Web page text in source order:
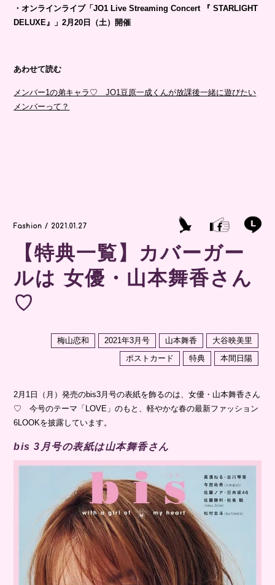
・オンラインライブ「JO1 Live Streaming Concert 『 STARLIGHT
DELUXE』」2月20日（土）開催
あわせて読む
メンバー1の弟キャラ♡ JO1豆原一成くんが放課後一緒に遊びたい
メンバーって？
Fashion / 2021.01.27
【特典一覧】カバーガー
ルは 女優・山本舞香さん
♡
梅山恋和 2021年3月号 山本舞香
大谷映美里
ポストカード
特典 本間日陽
2月1日（月）発売のbis3月号の表紙を飾るのは、女優・山本舞香さん
♡ 今号のテーマ「LOVE」のもと、軽やかな春の最新ファッション
6LOOKを披露しています。
bis 3月号の表紙は山本舞香さん